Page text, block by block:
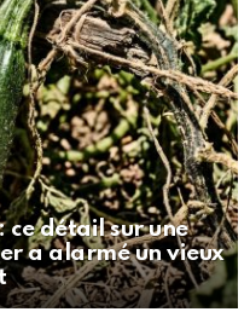
ce détail sur une
a alarmé un vieux